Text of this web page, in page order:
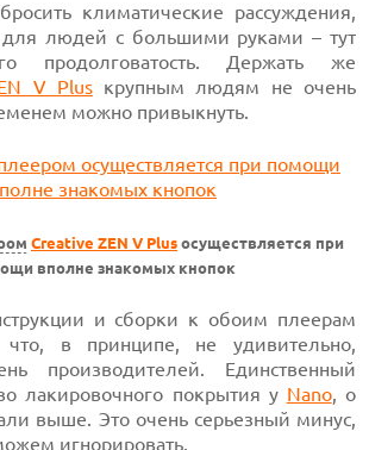
климатические рассуждения,
людей с большими руками – тут
продолговатость. Держать же
V Plusкрупным людям не очень
можно привыкнуть.
Creative ZEN V Plus осуществляется при
вполне знакомых кнопок
и сборки к обоим плеерам
что, в принципе, не удивительно,
производителей. Единственный
лакировочного покрытия у Nano, о
выше. Это очень серьезный минус,
игнорировать.